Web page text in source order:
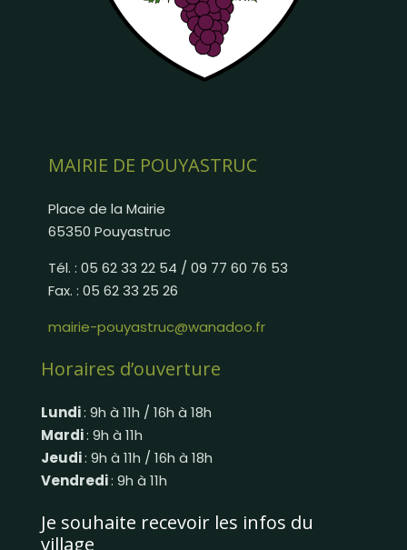
MAIRIE DE POUYASTRUC
Place de la Mairie
65350 Pouyastruc
Tél. : 05 62 33 22 54 / 09 77 60 76 53
Fax. : 05 62 33 25 26
mairie-pouyastruc@wanadoo.fr
Horaires d’ouverture
Lundi: 9h à 11h / 16h à 18h
Mardi: 9h à 11h
Jeudi: 9h à 11h / 16h à 18h
Vendredi: 9h à 11h
Je souhaite recevoir les infos du
village